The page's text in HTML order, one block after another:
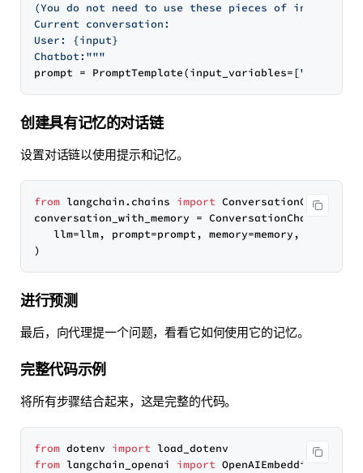
(You do not need to use these pieces of
Current conversation:
User: {input}
Chatbot:"""
prompt = PromptTemplate(input_variables=["history"
创建具有记忆的对话链
设置对话链以使用提示和记忆。
from langchain.chains import ConversationChain
conversation_with_memory = ConversationChain(
   llm=llm, prompt=prompt, memory=memory, verbose=
进行预测
最后，向代理提一个问题，看看它如何使用它的记忆。
完整代码示例
将所有步骤结合起来，这是完整的代码。
from dotenv import
from langchain_openai import